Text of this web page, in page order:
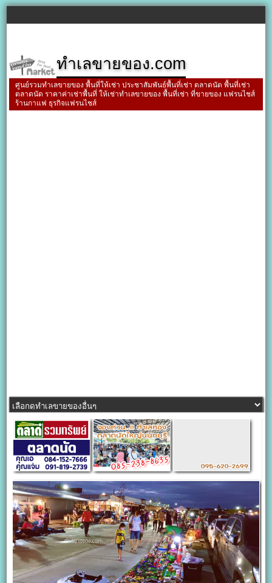
ทำเลขายของ.com
ศูนย์รวมทำเลขายของ พื้นที่ให้เช่า ประชาสัมพันธ์พื้นที่เช่า ตลาดนัด พื้นที่เช่า
ตลาดนัด ราคาค่าเช่าพื้นที่ ให้เช่าทำเลขายของ พื้นที่เช่า ที่ขายของ แฟรนไชส์
ร้านกาแฟ ธุรกิจแฟรนไชส์